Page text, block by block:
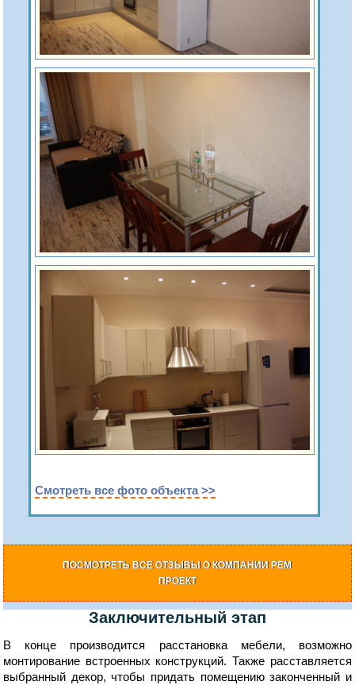
Смотреть все фото объекта >>
ПОСМОТРЕТЬ ВСЕ ОТЗЫВЫ О КОМПАНИИ РЕМ
ПРОЕКТ
Заключительный этап
В конце производится расстановка мебели, возможно
монтирование встроенных конструкций. Также расставляется
выбранный декор, чтобы придать помещению законченный и